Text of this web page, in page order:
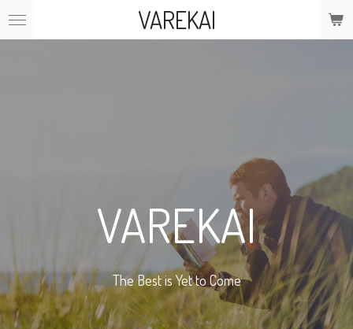
Ga
VAREKAI
VAREKAI
The Best is Yet to Come